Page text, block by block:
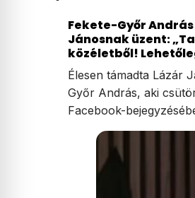
Fekete-Győr
Jánosnak üzent:
közéletből!
Élesen támadta Lázár
Győr András, aki
Facebook-